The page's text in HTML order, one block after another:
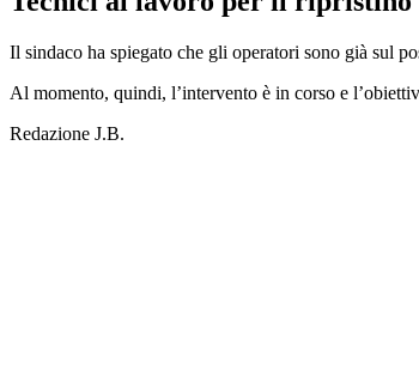
Il sindaco ha spiegato che gli operatori sono già sul
Al momento, quindi, l’intervento è in corso e
Redazione J.B.